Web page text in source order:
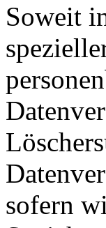
Soweit
sofern